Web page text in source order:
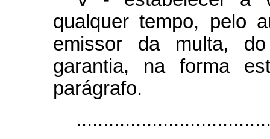
qualquer tempo, pelo
emissor da multa,
garantia, na forma
parágrafo.